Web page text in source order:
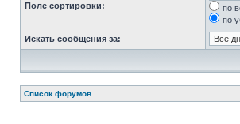
Поле сортировки:
по
по
Искать сообщения за:
Список форумов